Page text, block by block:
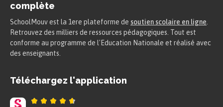
complète
SchoolMouv est la 1ere plateforme de soutien scolaire en ligne
Retrouvez des milliers de ressources pédagogiques. Tout est
conforme au programme de l'Education Nationale et réalisé avec
des enseignants.
Téléchargez l'application